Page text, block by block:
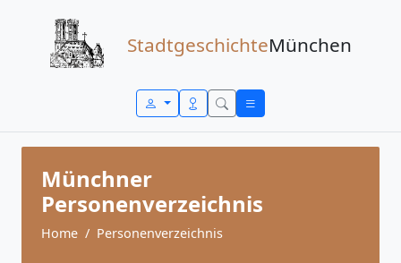
StadtgeschichteMünchen
Münchner
Personenverzeichnis
Home Personenverzeichnis